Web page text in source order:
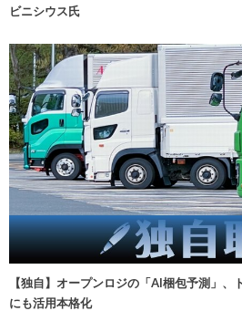
ビニシウス氏
【独自】オープンロジの「AI梱包予測」
にも活用本格化